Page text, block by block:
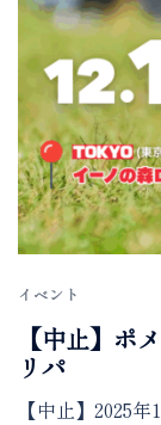
イベント
【中止】ポ
リパ
【中止】2025